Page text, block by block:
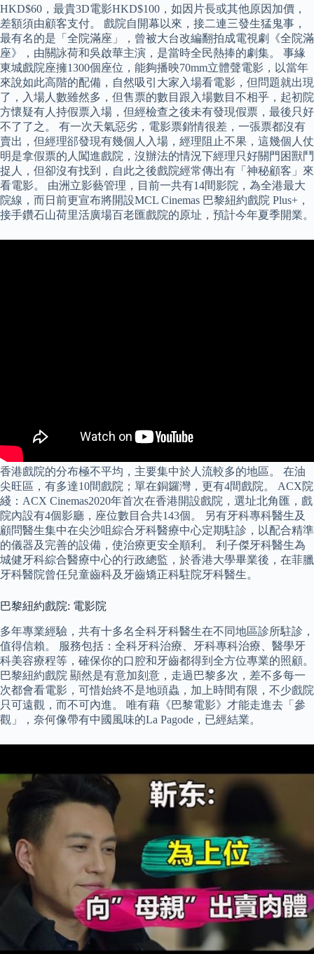
HKD$60，最貴3D電影HKD$100，如因片長或其他原因加價，
差額須由顧客支付。 戲院自開幕以來，接二連三發生猛鬼事，
最有名的是「全院滿座」，曾被大台改編翻拍成電視劇《全院滿
座》，由關詠荷和吳啟華主演，是當時全民熱捧的劇集。 事緣
東城戲院座擁1300個座位，能夠播映70mm立體聲電影，以當年
來說如此高階的配備，自然吸引大家入場看電影，但問題就出現
了，入場人數雖然多，但售票的數目跟入場數目不相乎，起初院
方懷疑有人持假票入場，但經檢查之後未有發現假票，最後只好
不了了之。 有一次天氣惡劣，電影票銷情很差，一張票都沒有
賣出，但經理郤發現有幾個人入場，經理阻止不果，這幾個人仗
明是拿假票的人闖進戲院，沒辦法的情況下經理只好關門困獸鬥
捉人，但卻沒有找到，自此之後戲院經常傳出有「神秘顧客」來
看電影。 由洲立影藝管理，目前一共有14間影院，為全港最大
院線，而日前更宣布將開設MCL Cinemas 巴黎紐約戲院 Plus+，
接手鑽石山荷里活廣場百老匯戲院的原址，預計今年夏季開業。
香港戲院的分布極不平均，主要集中於人流較多的地區。 在油
尖旺區，有多達10間戲院；單在銅鑼灣，更有4間戲院。 ACX院
綫：ACX Cinemas2020年首次在香港開設戲院，選址北角匯，戲
院內設有4個影廳，座位數目合共143個。 另有牙科專科醫生及
顧問醫生集中在尖沙咀綜合牙科醫療中心定期駐診，以配合精準
的儀器及完善的設備，使治療更安全順利。 利子傑牙科醫生為
城健牙科綜合醫療中心的行政總監，於香港大學畢業後，在菲臘
牙科醫院曾任兒童齒科及牙齒矯正科駐院牙科醫生。
巴黎紐約戲院: 電影院
多年專業經驗，共有十多名全科牙科醫生在不同地區診所駐診，
值得信賴。 服務包括：全科牙科治療、牙科專科治療、醫學牙
科美容療程等，確保你的口腔和牙齒都得到全方位專業的照顧。
巴黎紐約戲院 顯然是有意加刻意，走過巴黎多次，差不多每一
次都會看電影，可惜始終不是地頭蟲，加上時間有限，不少戲院
只可遠觀，而不可內進。 唯有藉《巴黎電影》才能走進去「參
觀」，奈何像帶有中國風味的La Pagode，已經結業。